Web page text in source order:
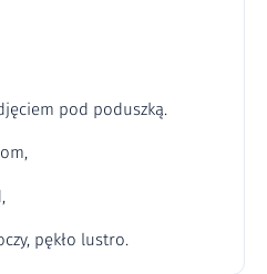
pod poduszką.
pękło lustro.